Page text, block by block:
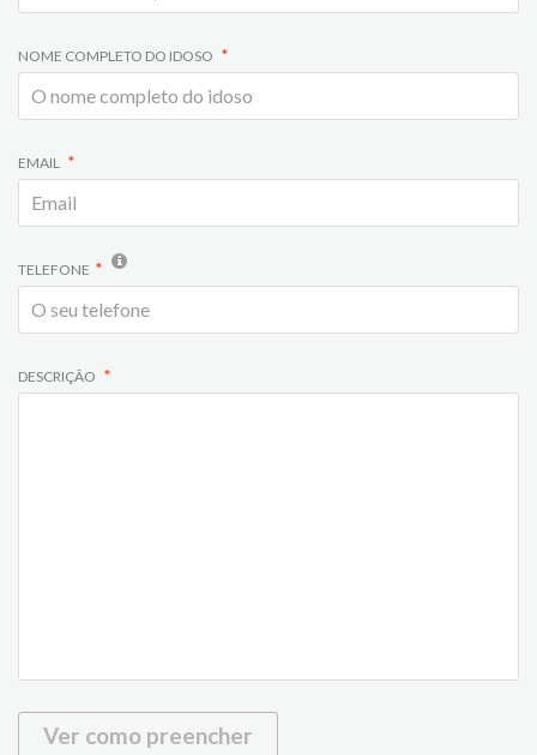
NOME COMPLETO DO IDOSO
EMAIL
TELEFONE
DESCRIÇÃO
Ver como preencher